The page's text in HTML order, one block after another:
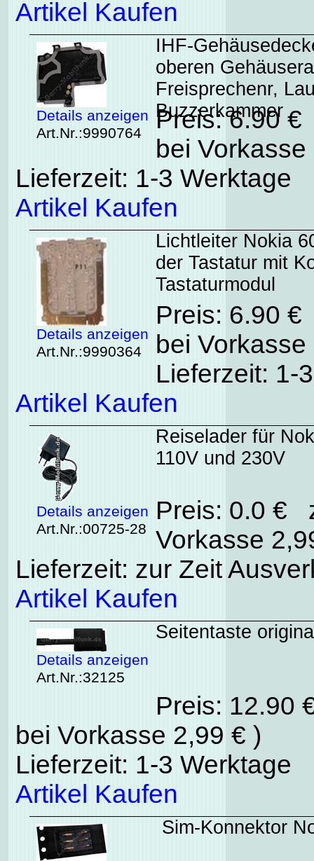
Artikel Kaufen
Details anzeigen
Art.Nr.:9990764
IHF-
oberen
Freisprechenr,
Buzzerkammer
Preis: 6.90
bei
Lieferzeit: 1-3 Werktage
Artikel Kaufen
Details anzeigen
Art.Nr.:9990364
Lichtleiter Nokia
der Tastatur mit
Tastaturmodul
Preis: 6.90
bei
Lieferzeit: 1-
Artikel Kaufen
Details anzeigen
Art.Nr.:00725-28
Reiselader für
110V und 230V
Preis: 0.0 €
Vorkasse
Lieferzeit: zur Zeit
Artikel Kaufen
Details anzeigen
Art.Nr.:32125
Seitentaste
Preis: 12.90
bei Vorkasse 2,99 € )
Lieferzeit: 1-3 Werktage
Artikel Kaufen
Sim-Konnektor